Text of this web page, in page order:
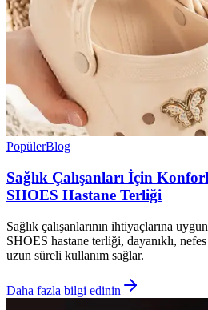
PopülerBlog
Sağlık Çalışanları İçin
SHOES Hastane Terliği
Sağlık çalışanlarının ihtiyaçlarına
SHOES hastane terliği, dayanıklı,
uzun süreli kullanım sağlar.
Daha fazla bilgi edinin